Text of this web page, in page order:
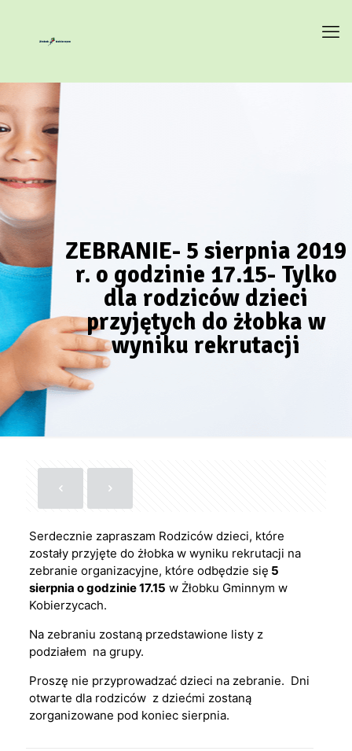
ZEBRANIE- 5 sierpnia 2019
r. o godzinie 17.15- Tylko
dla rodziców dzieci
przyjętych do żłobka w
wyniku rekrutacji
Serdecznie zapraszam Rodziców dzieci, które
zostały przyjęte do żłobka w wyniku rekrutacji na
zebranie organizacyjne, które odbędzie się 5
sierpnia o godzinie 17.15 w Żłobku Gminnym w
Kobierzycach.
Na zebraniu zostaną przedstawione listy z
podziałem na grupy.
Proszę nie przyprowadzać dzieci na zebranie. Dni
otwarte dla rodziców z dziećmi zostaną
zorganizowane pod koniec sierpnia.